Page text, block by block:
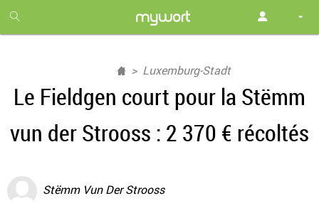
month
free
Luxemburg-Stadt
Le Fieldgen court pour la Stëmm
vun der Strooss : 2 370 € récoltés
Stëmm Vun Der Strooss